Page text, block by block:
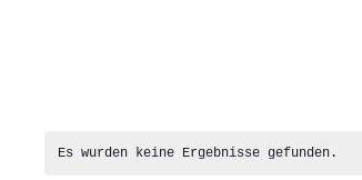
Es wurden keine Ergebnisse gefunden.